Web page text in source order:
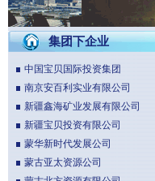
集团下企业
中国宝贝国际投资集团
南京安百利实业有限公司
新疆鑫海矿业发展有限公司
新疆宝贝投资有限公司
蒙华新时代发展公司
蒙古亚太资源公司